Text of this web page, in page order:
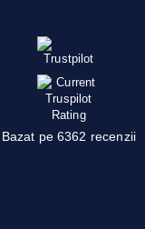
Bazat pe 6362 recenzii